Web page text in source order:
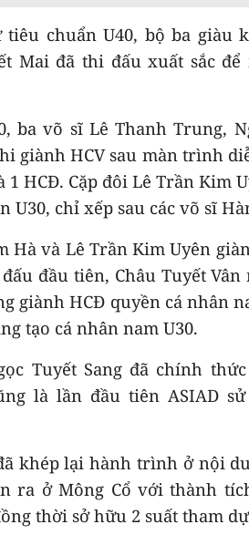
chuẩn U40, bộ ba giàu
Mai đã thi đấu xuất sắc để
ba võ sĩ Lê Thanh Trung,
giành HCV sau màn trình
HCĐ. Cặp đôi Lê Trần Kim
chỉ xếp sau các võ sĩ
Hà và Lê Trần Kim Uyên
đầu tiên, Châu Tuyết Vân
giành HCĐ quyền cá nhân
tạo cá nhân nam U30.
Tuyết Sang đã chính
là lần đầu tiên ASIAD
khép lại hành trình ở nội
ra ở Mông Cổ với thành
thời sở hữu 2 suất tham